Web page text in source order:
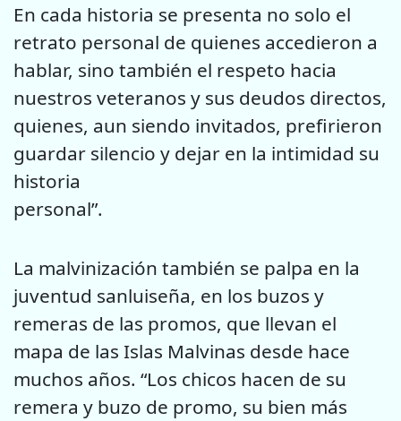
En cada historia se presenta no solo el
retrato personal de quienes accedieron a
hablar, sino también el respeto hacia
nuestros veteranos y sus deudos directos,
quienes, aun siendo invitados, prefirieron
guardar silencio y dejar en la intimidad su
historia
personal”.
La malvinización también se palpa en la
juventud sanluiseña, en los buzos y
remeras de las promos, que llevan el
mapa de las Islas Malvinas desde hace
muchos años. “Los chicos hacen de su
remera y buzo de promo, su bien más